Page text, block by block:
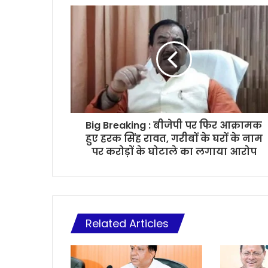
Big Breaking : बीजेपी पर फिर आक्रामक
हुए हरक सिंह रावत, गरीबों के घरों के नाम
पर करोड़ों के घोटाले का लगाया आरोप
Related Articles